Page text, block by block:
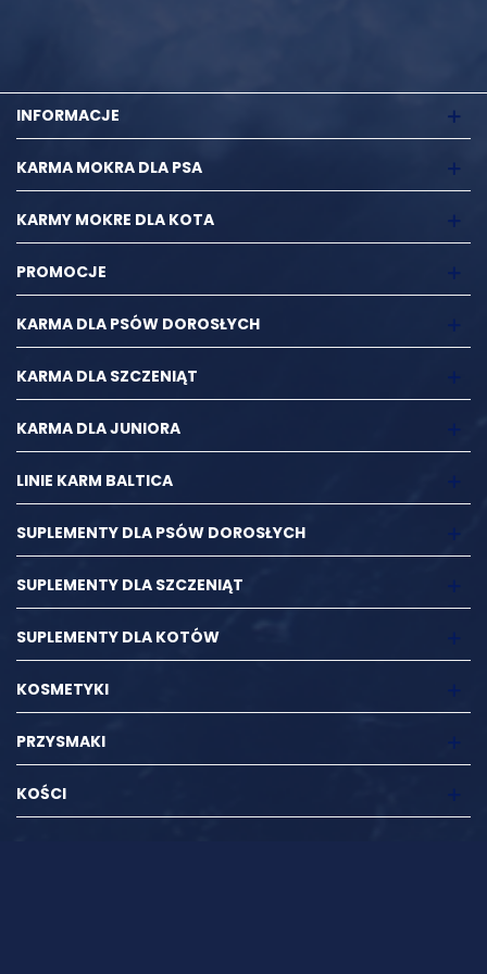
surowy 3,2%, włókno surowe 1,5%, węglowodany 1%, wapń
Energia metaboliczna:
INFORMACJE
KARMA MOKRA DLA PSA
KARMY MOKRE DLA KOTA
PROMOCJE
KARMA DLA PSÓW DOROSŁYCH
KARMA DLA SZCZENIĄT
KARMA DLA JUNIORA
LINIE KARM BALTICA
SUPLEMENTY DLA PSÓW DOROSŁYCH
SUPLEMENTY DLA SZCZENIĄT
SUPLEMENTY DLA KOTÓW
KOSMETYKI
PRZYSMAKI
KOŚCI